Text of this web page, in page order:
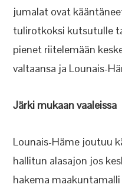
jumalat ovat
tulirotkoksi kutsutulle
pienet riitelemään
valtaansa ja Lounais-
Järki mukaan vaaleissa
Lounais-Häme joutuu
hallitun alasajon jos
hakema